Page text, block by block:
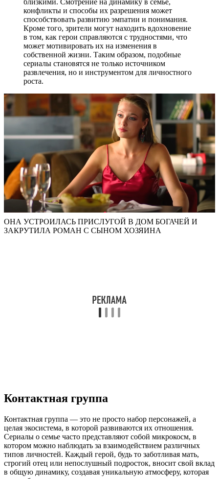
близкими. Смотрение на динамику в семье,
конфликты и способы их разрешения может
способствовать развитию эмпатии и понимания.
Кроме того, зрители могут находить вдохновение
в том, как герои справляются с трудностями, что
может мотивировать их на изменения в
собственной жизни. Таким образом, подобные
сериалы становятся не только источником
развлечения, но и инструментом для личностного
роста.
ОНА УСТРОИЛАСЬ ПРИСЛУГОЙ В ДОМ БОГАЧЕЙ И
ЗАКРУТИЛА РОМАН С СЫНОМ ХОЗЯИНА
Контактная группа
Контактная группа — это не просто набор персонажей, а
целая экосистема, в которой развиваются их отношения.
Сериалы о семье часто представляют собой микрокосм, в
котором можно наблюдать за взаимодействием различных
типов личностей. Каждый герой, будь то заботливая мать,
строгий отец или непослушный подросток, вносит свой вклад
в общую динамику, создавая уникальную атмосферу, которая